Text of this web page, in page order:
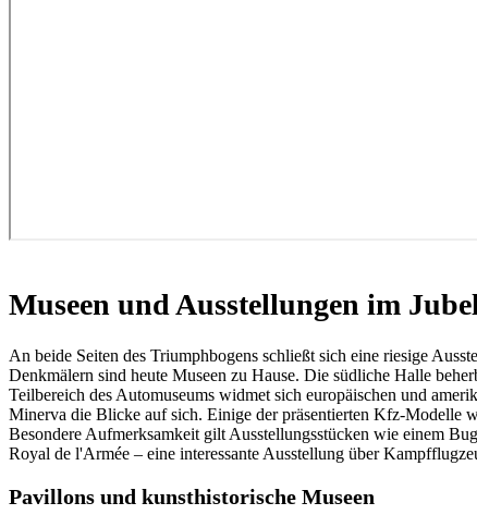
Museen und Ausstellungen im
An beide Seiten des Triumphbogens schließt sich eine riesige
Denkmälern sind heute Museen zu Hause. Die südliche Halle
Teilbereich des Automuseums widmet sich europäischen und
Minerva die Blicke auf sich. Einige der präsentierten Kfz-Modelle
Besondere Aufmerksamkeit gilt Ausstellungsstücken wie einem
Royal de l'Armée – eine interessante Ausstellung über
Pavillons und kunsthistorische Museen